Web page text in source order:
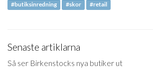
#butiksinredning #skor #retail
Senaste artiklarna
Så ser Birkenstocks nya butiker ut